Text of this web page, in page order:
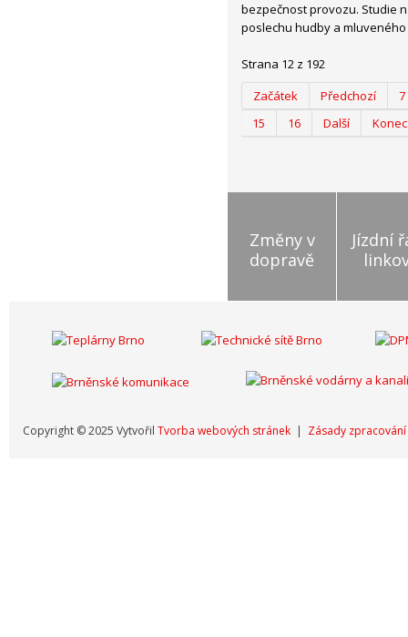
bezpečnost provozu. Studie
poslechu hudby a
Strana 12 z 192
Začátek
Předchozí
7
15
16 Další Konec
Změny v
dopravě
Jízdní
Copyright © 2025 Vytvořil Tvorba webových stránek | Zásady